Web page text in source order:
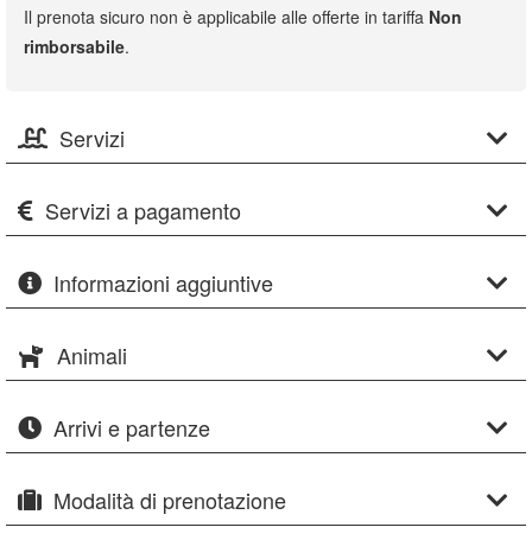
Il prenota sicuro non è applicabile alle offerte in tariffa Non
rimborsabile.
Servizi
Servizi a pagamento
Informazioni aggiuntive
Animali
Arrivi e partenze
Modalità di prenotazione